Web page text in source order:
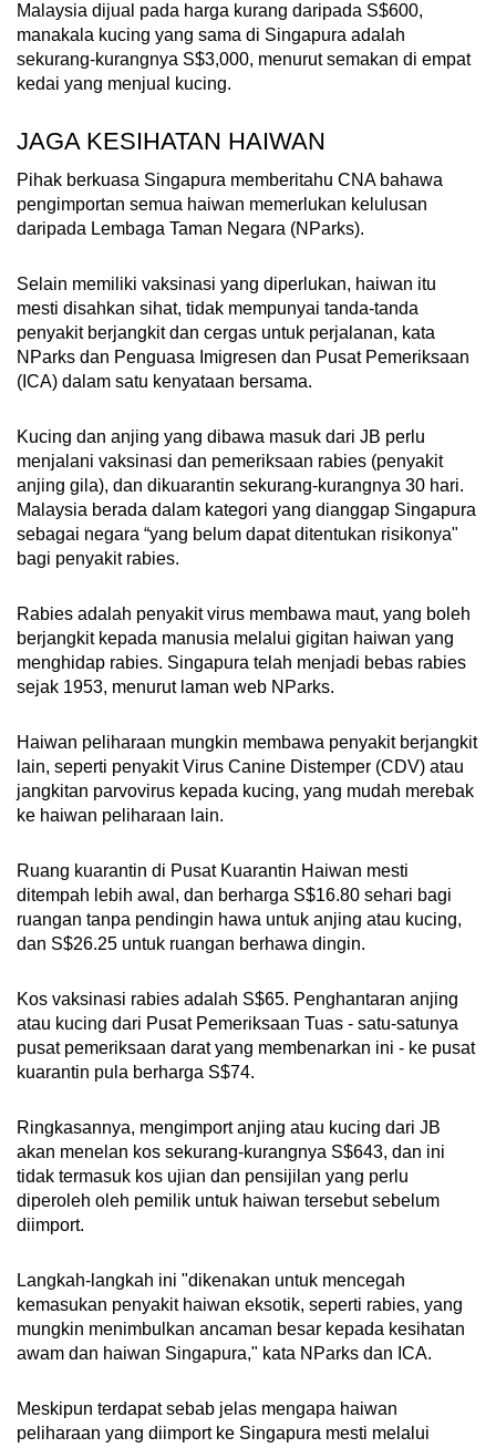
Malaysia dijual pada harga kurang daripada S$600,
manakala kucing yang sama di Singapura adalah
sekurang-kurangnya S$3,000, menurut semakan di empat
kedai yang menjual kucing.
JAGA KESIHATAN HAIWAN
Pihak berkuasa Singapura memberitahu CNA bahawa
pengimportan semua haiwan memerlukan kelulusan
daripada Lembaga Taman Negara (NParks).
Selain memiliki vaksinasi yang diperlukan, haiwan itu
mesti disahkan sihat, tidak mempunyai tanda-tanda
penyakit berjangkit dan cergas untuk perjalanan, kata
NParks dan Penguasa Imigresen dan Pusat Pemeriksaan
(ICA) dalam satu kenyataan bersama.
Kucing dan anjing yang dibawa masuk dari JB perlu
menjalani vaksinasi dan pemeriksaan rabies (penyakit
anjing gila), dan dikuarantin sekurang-kurangnya 30 hari.
Malaysia berada dalam kategori yang dianggap Singapura
sebagai negara “yang belum dapat ditentukan risikonya"
bagi penyakit rabies.
Rabies adalah penyakit virus membawa maut, yang boleh
berjangkit kepada manusia melalui gigitan haiwan yang
menghidap rabies. Singapura telah menjadi bebas rabies
sejak 1953, menurut laman web NParks.
Haiwan peliharaan mungkin membawa penyakit berjangkit
lain, seperti penyakit Virus Canine Distemper (CDV) atau
jangkitan parvovirus kepada kucing, yang mudah merebak
ke haiwan peliharaan lain.
Ruang kuarantin di Pusat Kuarantin Haiwan mesti
ditempah lebih awal, dan berharga S$16.80 sehari bagi
ruangan tanpa pendingin hawa untuk anjing atau kucing,
dan S$26.25 untuk ruangan berhawa dingin.
Kos vaksinasi rabies adalah S$65. Penghantaran anjing
atau kucing dari Pusat Pemeriksaan Tuas - satu-satunya
pusat pemeriksaan darat yang membenarkan ini - ke pusat
kuarantin pula berharga S$74.
Ringkasannya, mengimport anjing atau kucing dari JB
akan menelan kos sekurang-kurangnya S$643, dan ini
tidak termasuk kos ujian dan pensijilan yang perlu
diperoleh oleh pemilik untuk haiwan tersebut sebelum
diimport.
Langkah-langkah ini "dikenakan untuk mencegah
kemasukan penyakit haiwan eksotik, seperti rabies, yang
mungkin menimbulkan ancaman besar kepada kesihatan
awam dan haiwan Singapura," kata NParks dan ICA.
Meskipun terdapat sebab jelas mengapa haiwan
peliharaan yang diimport ke Singapura mesti melalui